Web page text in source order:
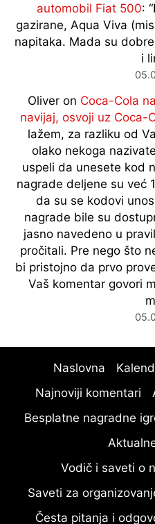
automobil Fiat 500: “
gazirane, Aqua Viva
napitaka. Mada su
i
Oliveron Coca-Cola
navijaj, osvoji uz Coca-
lažem, za razliku od
olako nekoga
uspeli da unesete kod
nagrade deljene su već
da su se kodovi
nagrade bile su
jasno navedeno u
pročitali. Pre nego što
bi pristojno da prvo
Vaš komentar govori
Naslovna
Najnoviji komentari
Besplatne nagradne
Vodič i saveti o
Saveti za
Česta pitanja i